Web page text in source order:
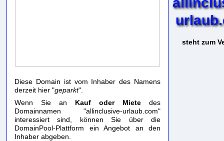
steht zum
Diese Domain ist vom Inhaber des Namens
derzeit hier "geparkt".
Wenn Sie an Kauf oder Miete des
Domainnamen "allinclusive-urlaub.com"
interessiert sind, können Sie über die
DomainPool-Plattform ein Angebot an den
Inhaber abgeben.